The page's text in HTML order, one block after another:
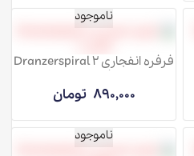
ناموجود
فرفره انفجاری Dranzerspiral 2
890,000 تومان
ناموجود